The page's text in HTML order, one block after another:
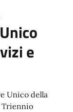
e
Unico della
Triennio